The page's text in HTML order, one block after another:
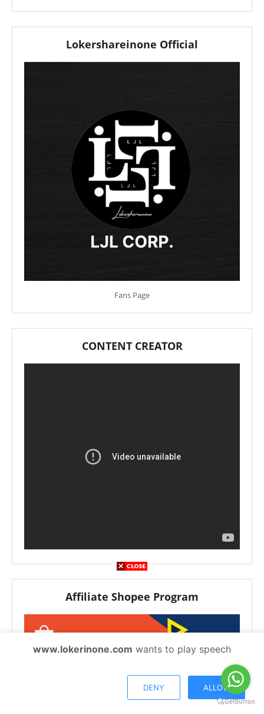
Lokershareinone Official
Fans Page
CONTENT CREATOR
Affiliate Shopee Program
www.lokerinone.com wants to play speech
DENY ALLOW